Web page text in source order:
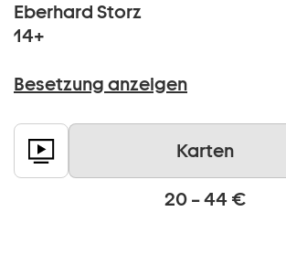
Eberhard Storz
14+
Besetzung anzeigen
Karten
20 – 44 €